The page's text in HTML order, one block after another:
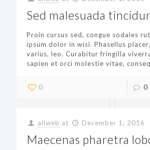
Sed malesuada
Proin cursus sed, congue sodales
ipsum dolor in wisi. Phasellus
varius, leo. Curabitur fringilla
sapien et orci molestie vitae,
0 0
allweb at December 1, 2016
Maecenas pharetra